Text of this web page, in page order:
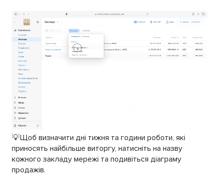
💡Щоб визначити дні тижня та години роботи, які
приносять найбільше виторгу, натисніть на назву
кожного закладу мережі та подивіться діаграму
продажів.